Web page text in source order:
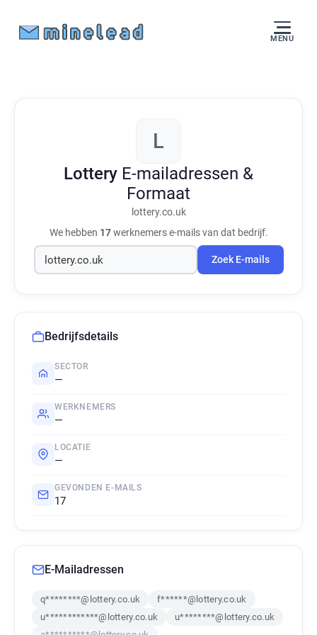
MENU
L
Lottery E-mailadressen &
Formaat
lottery.co.uk
We hebben 17werknemers e-mails van dat bedrijf.
Zoek E-mails
Bedrijfsdetails
SECTOR
—
WERKNEMERS
—
LOCATIE
—
GEVONDEN E-MAILS
17
E-Mailadressen
q********@lottery.co.uk
f******@lottery.co.uk
u************@lottery.co.uk
u********@lottery.co.uk